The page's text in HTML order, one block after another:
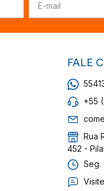
FALE
+55
Rua
452 -
Seg.